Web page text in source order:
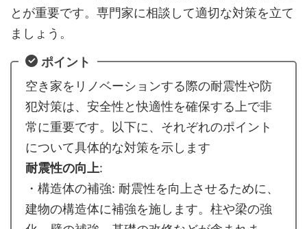
とが重要です。専門家に相談して適切な対策を立て
ましょう。
ポイント
空き家をリノベーションする際の耐震性や防
犯対策は、安全性と快適性を確保する上で非
常に重要です。以下に、それぞれのポイント
について具体的な対策を示します
耐震性の向上:
・構造体の補強: 耐震性を向上させるために、
建物の構造体に補強を施します。柱や梁の強